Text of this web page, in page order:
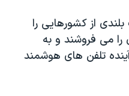
از کشورهایی را
را می فروشند و به
تلفن های هوشمند